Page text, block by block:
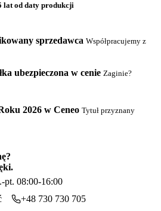
lat od daty produkcji
sprzedawca Współpracujemy z
ubezpieczona w cenie Zaginie?
2026 w Ceneo Tytuł przyznany
pt. 08:00-16:00
+48 730 730 705